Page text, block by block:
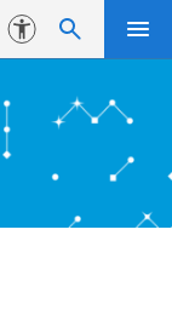
Juurdepääsetavus